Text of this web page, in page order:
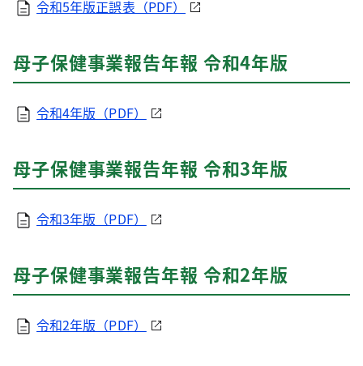
令和5年版正誤表（PDF）
母子保健事業報告年報 令和4年版
令和4年版（PDF）
母子保健事業報告年報 令和3年版
令和3年版（PDF）
母子保健事業報告年報 令和2年版
令和2年版（PDF）